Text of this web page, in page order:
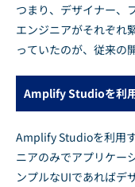
つまり、デザイナー、
エンジニアがそれぞれ
っていたのが、従来の
Amplify Studioを利
Amplify Studioを利用
ニアのみでアプリケー
ンプルなUIであればデ